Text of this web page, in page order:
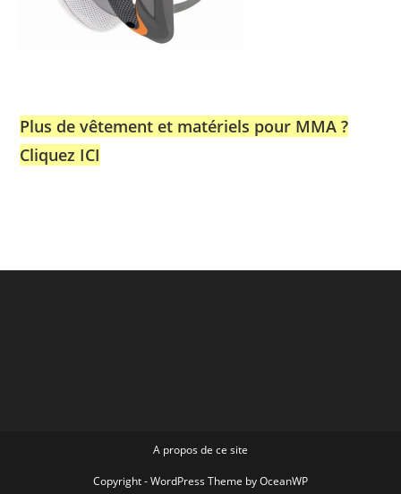
Plus de vêtement et matériels pour MMA ?
Cliquez ICI
A propos de ce site
Copyright - WordPress Theme by OceanWP